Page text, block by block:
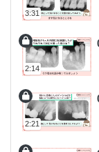
3:31
2:14
2:21